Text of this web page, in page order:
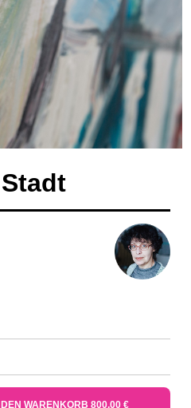
WARENKORB 800,00 €